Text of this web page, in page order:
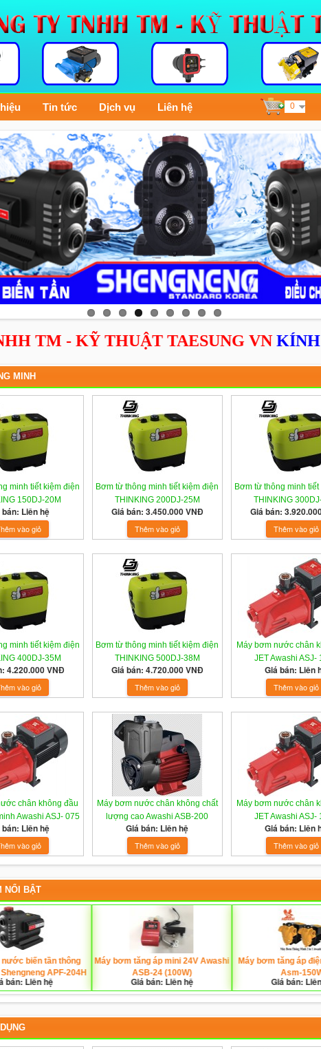
Tin tức Dịch vụ Liên hệ 0
- KỸ THUẬT TAESUNG VNKÍNH
MINH
minh tiết kiệm điện
150DJ-20M
bán: Liên hệ
Bơm từ thông minh tiết kiệm điện
THINKING 200DJ-25M
Giá bán: 3.450.000 VNĐ
Bơm từ thông minh
THINKING
Giá bán:
minh tiết kiệm điện
400DJ-35M
4.220.000 VNĐ
Bơm từ thông minh tiết kiệm điện
THINKING 500DJ-38M
Giá bán: 4.720.000 VNĐ
Máy bơm nước chân
JET Awashi ASJ-
Giá bán: Liên
chân không đầu
Awashi ASJ- 075
bán: Liên hệ
Máy bơm nước chân không chất
lượng cao Awashi ASB-200
Giá bán: Liên hệ
Máy bơm nước chân
JET Awashi ASJ-
Giá bán: Liên
NỔI BẬT
biến tần thông
APF-204H
bán: Liên hệ
Máy bơm tăng áp mini 24V Awashi
ASB-24 (100W)
Giá bán: Liên hệ
Máy bơm tăng áp
Asm-150W
Giá bán: Liên